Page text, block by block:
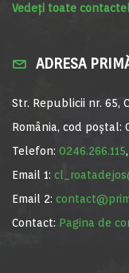
Vedeți toate
ADRESA
Str. Republicii nr. 65,
România, cod poștal:
Telefon: 0246.266.115
Email 1:
Email 2:
Contact: Pagina de